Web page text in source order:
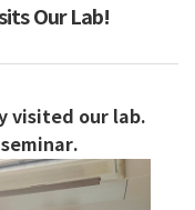
Our Lab!
visited our lab.